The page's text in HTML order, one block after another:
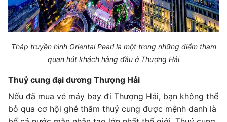
Tháp truyền hình Oriental Pearl là một trong những điểm tham
quan hút khách hàng đầu ở Thượng Hải
Thuỷ cung đại dương Thượng Hải
Nếu đã mua vé máy bay đi Thượng Hải, bạn không thể
bỏ qua cơ hội ghé thăm thuỷ cung được mệnh danh là